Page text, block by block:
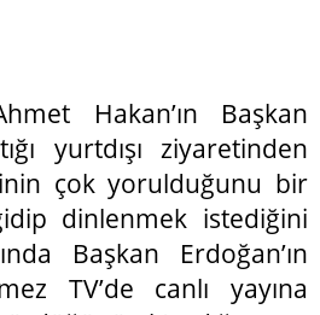
Hakan’ın Başkan
yurtdışı ziyaretinden
çok yorulduğunu bir
dinlenmek istediğini
Başkan Erdoğan’ın
TV’de canlı yayına